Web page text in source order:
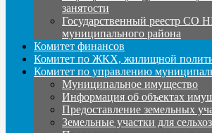
занятости
Государственный реестр СО
муниципального района
Комитет финансов
Комитет по ЖКХ, жилищной
Комитет по управлению
Муниципальное имущество
Информация об объектах
Предоставление земельных
Земельные участки для